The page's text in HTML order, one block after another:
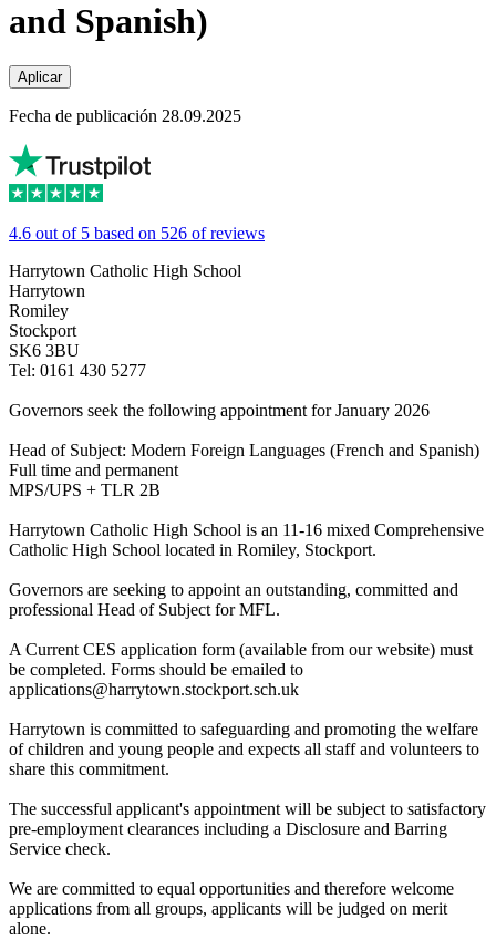
and Spanish)
Aplicar
Fecha de publicación 28.09.2025
4.6 out of 5 based on 526 of reviews
Harrytown Catholic High School
Harrytown
Romiley
Stockport
SK6 3BU
Tel: 0161 430 5277
Governors seek the following appointment for January 2026
Head of Subject: Modern Foreign Languages (French and Spanish)
Full time and permanent
MPS/UPS + TLR 2B
Harrytown Catholic High School is an 11-16 mixed Comprehensive
Catholic High School located in Romiley, Stockport.
Governors are seeking to appoint an outstanding, committed and
professional Head of Subject for MFL.
A Current CES application form (available from our website) must
be completed. Forms should be emailed to
applications@harrytown.stockport.sch.uk
Harrytown is committed to safeguarding and promoting the welfare
of children and young people and expects all staff and volunteers to
share this commitment.
The successful applicant's appointment will be subject to satisfactory
pre-employment clearances including a Disclosure and Barring
Service check.
We are committed to equal opportunities and therefore welcome
applications from all groups, applicants will be judged on merit
alone.